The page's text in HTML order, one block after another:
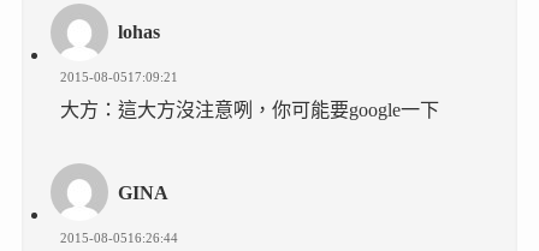
lohas
2015-08-0517:09:21
大方：這大方沒注意咧，你可能要google一下
GINA
2015-08-0516:26:44